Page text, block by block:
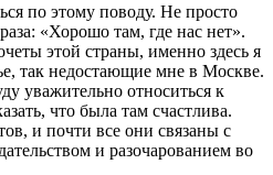
по этому поводу. Не просто
«Хорошо там, где нас нет».
этой страны, именно здесь я
так недостающие мне в Москве.
уважительно относиться к
что была там счастлива.
и почти все они связаны с
и разочарованием во